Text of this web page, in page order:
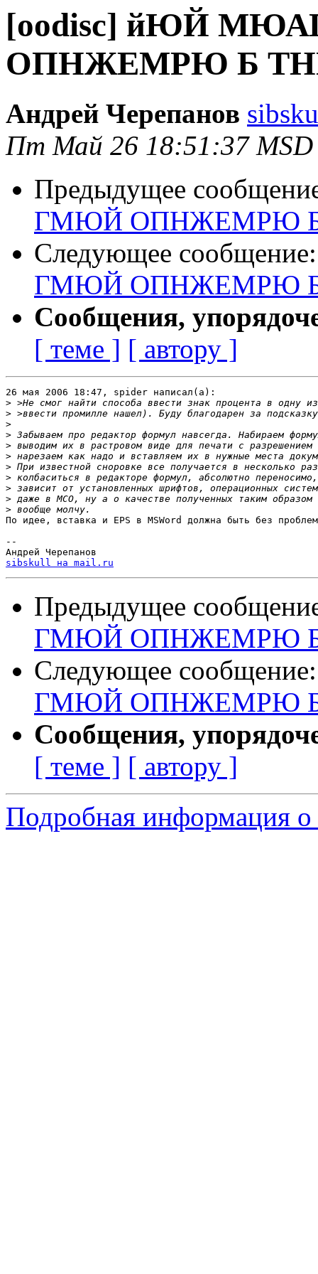
[oodisc] йЮЙ
ОПНЖЕМРЮ Б
Андрей Черепанов
Пт Май 26 18:51:37 MSD
Предыдущее
ГМЮЙ ОПНЖЕМРЮ Б
Следующее
ГМЮЙ ОПНЖЕМРЮ Б
Сообщения,
[ теме ] [ автору ]
26 мая 2006 18:47, spider написал(а):
>
>
>
>
>
>
>
>
>
>
>
По идее, вставка и EPS в MSWord должна быть без
--
sibskull на mail.ru
Предыдущее
ГМЮЙ ОПНЖЕМРЮ Б
Следующее
ГМЮЙ ОПНЖЕМРЮ Б
Сообщения,
[ теме ] [ автору ]
Подробная информация о